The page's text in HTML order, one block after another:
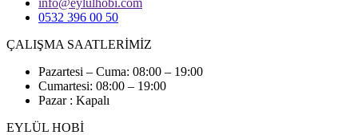
0532 396 00 50
ÇALIŞMA SAATLERİMİZ
Pazartesi – Cuma: 08:00 – 19:00
Cumartesi: 08:00 – 19:00
Pazar : Kapalı
EYLÜL HOBİ